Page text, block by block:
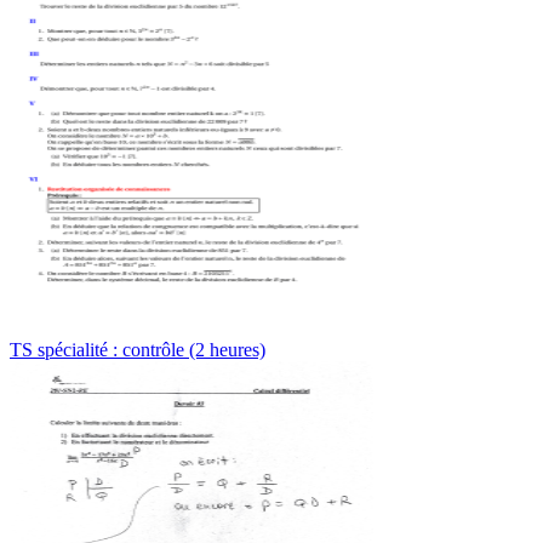
TS spécialité : contrôle (2 heures)